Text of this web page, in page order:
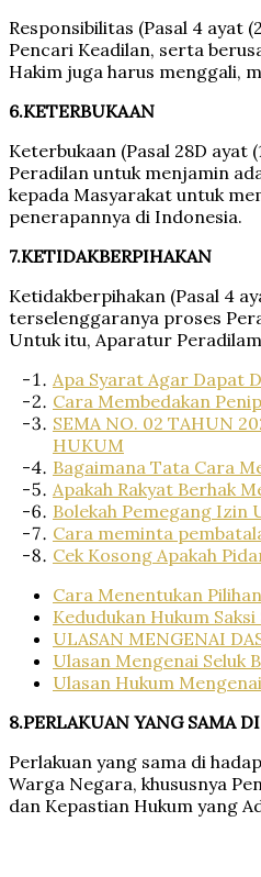
Responsibilitas (Pasal 4 ayat
Pencari Keadilan, serta
Hakim juga harus menggali,
6.KETERBUKAAN
Keterbukaan (Pasal 28D ayat
Peradilan untuk menjamin
kepada Masyarakat untuk
penerapannya di Indonesia.
7.KETIDAKBERPIHAKAN
Ketidakberpihakan (Pasal 4
terselenggaranya proses
Untuk itu, Aparatur
Apa Syarat Agar Dapat
Cara Membedakan
SEMA NO. 02 TAHUN
HUKUM
Bagaimana Tata Cara
Apakah Rakyat Berhak
Bolekah Pemegang Izin
Cara meminta
Cek Kosong Apakah
Cara Menentukan
Kedudukan Hukum
ULASAN MENGENAI
Ulasan Mengenai Seluk
Ulasan Hukum
8.PERLAKUAN YANG SAMA
Perlakuan yang sama di
Warga Negara, khususnya
dan Kepastian Hukum yang